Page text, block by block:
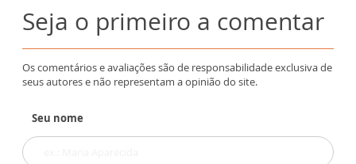
Seja o primeiro a comentar
Os comentários e avaliações são de responsabilidade exclusiva de
seus autores e não representam a opinião do site.
Seu nome